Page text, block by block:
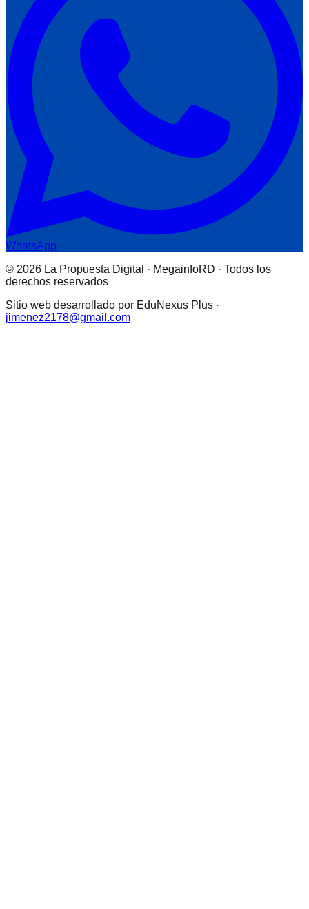
WhatsApp
© 2026 La Propuesta Digital · MegainfoRD · Todos los
derechos reservados
Sitio web desarrollado por EduNexus Plus ·
jimenez2178@gmail.com